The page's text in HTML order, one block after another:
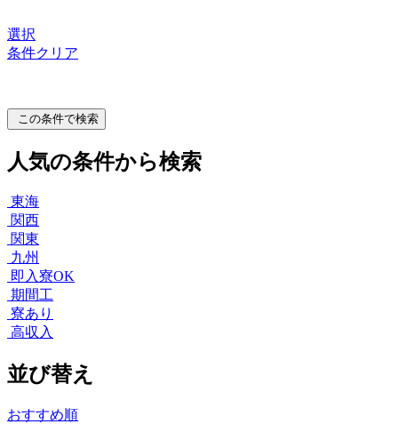
選択
条件クリア
この条件で検索
人気の条件から検索
東海
関西
関東
九州
即入寮OK
期間工
寮あり
高収入
並び替え
おすすめ順